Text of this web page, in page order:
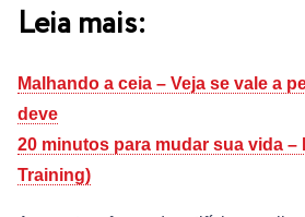
Leia mais:
Malhando a ceia – Veja se vale a
deve
20 minutos para mudar sua vida –
Training)